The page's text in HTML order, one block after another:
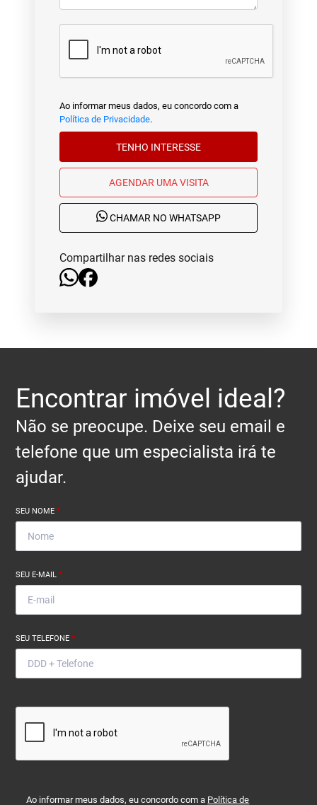
Ao informar meus dados, eu concordo com a
Política de Privacidade.
TENHO INTERESSE
AGENDAR UMA VISITA
CHAMAR NO WHATSAPP
Compartilhar nas redes sociais
Encontrar imóvel ideal?
Não se preocupe. Deixe seu email e
telefone que um especialista irá te
ajudar.
SEU NOME*
SEU E-MAIL*
SEU TELEFONE*
Ao informar meus dados, eu concordo com a Política de